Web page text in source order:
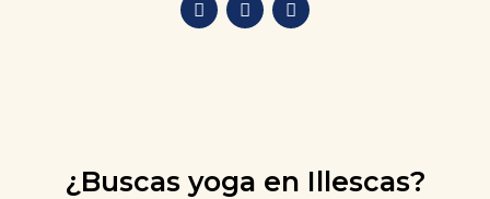
¿Buscas yoga en Illescas?